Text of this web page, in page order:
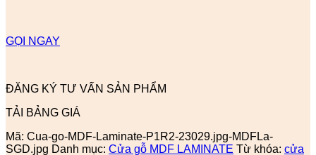
GỌI NGAY
ĐĂNG KÝ TƯ VẤN SẢN PHẨM
TẢI BẢNG GIÁ
Mã: Cua-go-MDF-Laminate-P1R2-23029.jpg-MDFLa-
SGD.jpg Danh mục: Cửa gỗ MDF LAMINATE Từ khóa: cửa